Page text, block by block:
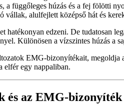
a függőleges húzás és a fej fölötti
vállak, alulfejlett középső hát és
hatékonyan edzeni. De tudatosan
Különösen a vízszintes húzás a
EMG-bizonyítékait,
elfér egy nappaliban.
és az EMG-